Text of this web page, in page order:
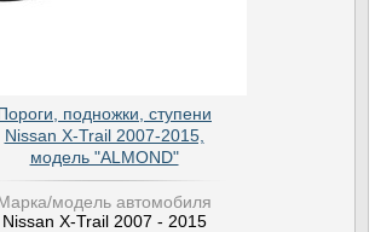
подножки, ступени
Nissan X-Trail 2007-2015,
модель "ALMOND"
модель автомобиля
Nissan X-Trail 2007 - 2015